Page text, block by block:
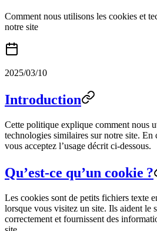
Comment nous utilisons les cookies et
notre site
2025/03/10
Introduction
Cette politique explique comment nous
technologies similaires sur notre site. En
vous acceptez l’usage décrit ci-dessous.
Qu’est-ce qu’un cookie ?
Les cookies sont de petits fichiers texte
lorsque vous visitez un site. Ils aident le
correctement et fournissent des